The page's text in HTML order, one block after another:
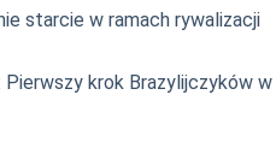
starcie w ramach rywalizacji
Pierwszy krok Brazylijczyków w